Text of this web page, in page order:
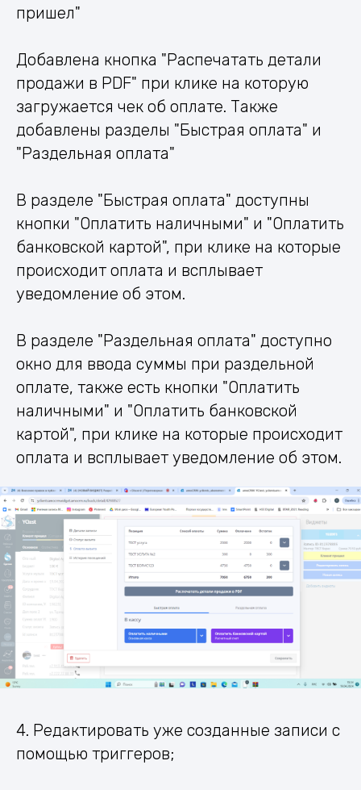
пришел"
Добавлена кнопка "Распечатать детали
продажи в PDF" при клике на которую
загружается чек об оплате. Также
добавлены разделы "Быстрая оплата" и
"Раздельная оплата"
В разделе "Быстрая оплата" доступны
кнопки "Оплатить наличными" и "Оплатить
банковской картой", при клике на которые
происходит оплата и всплывает
уведомление об этом.
В разделе "Раздельная оплата" доступно
окно для ввода суммы при раздельной
оплате, также есть кнопки "Оплатить
наличными" и "Оплатить банковской
картой", при клике на которые происходит
оплата и всплывает уведомление об этом.
4. Редактировать уже созданные записи с
помощью триггеров;